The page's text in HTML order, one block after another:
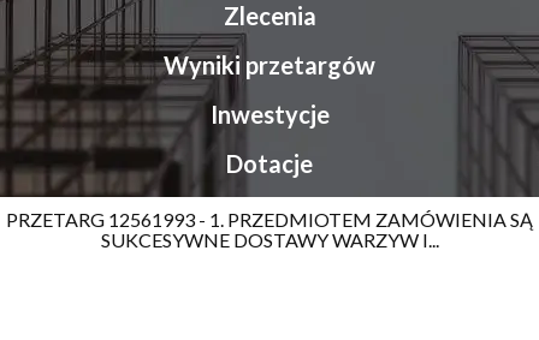
Zlecenia
Wyniki przetargów
Inwestycje
Dotacje
PRZETARG 12561993 - 1. PRZEDMIOTEM ZAMÓWIENIA SĄ
SUKCESYWNE DOSTAWY WARZYW I...